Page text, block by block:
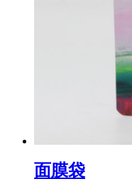
面膜袋